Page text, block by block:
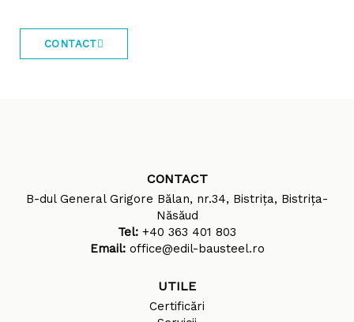
CONTACT
CONTACT
B-dul General Grigore Bălan, nr.34, Bistrița, Bistrița-
Năsăud
Tel: +40 363 401 803
Email: office@edil-bausteel.ro
UTILE
Certificări